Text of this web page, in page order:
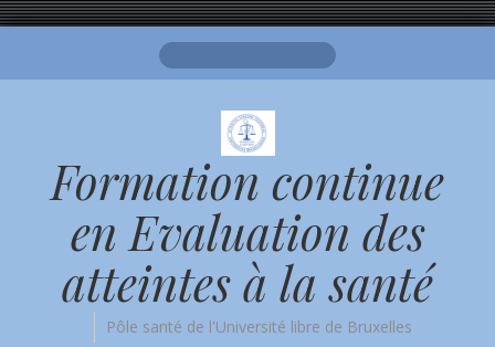
Formation continue
en Evaluation des
atteintes à la santé
Pôle santé de l'Université libre de Bruxelles